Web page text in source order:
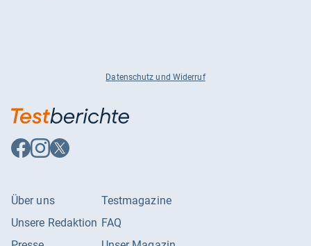
Datenschutz und Widerruf
Auf
Facebook
Auf
Instagram
Auf
X
Über uns
Unsere Redaktion
Testmagazine
FAQ